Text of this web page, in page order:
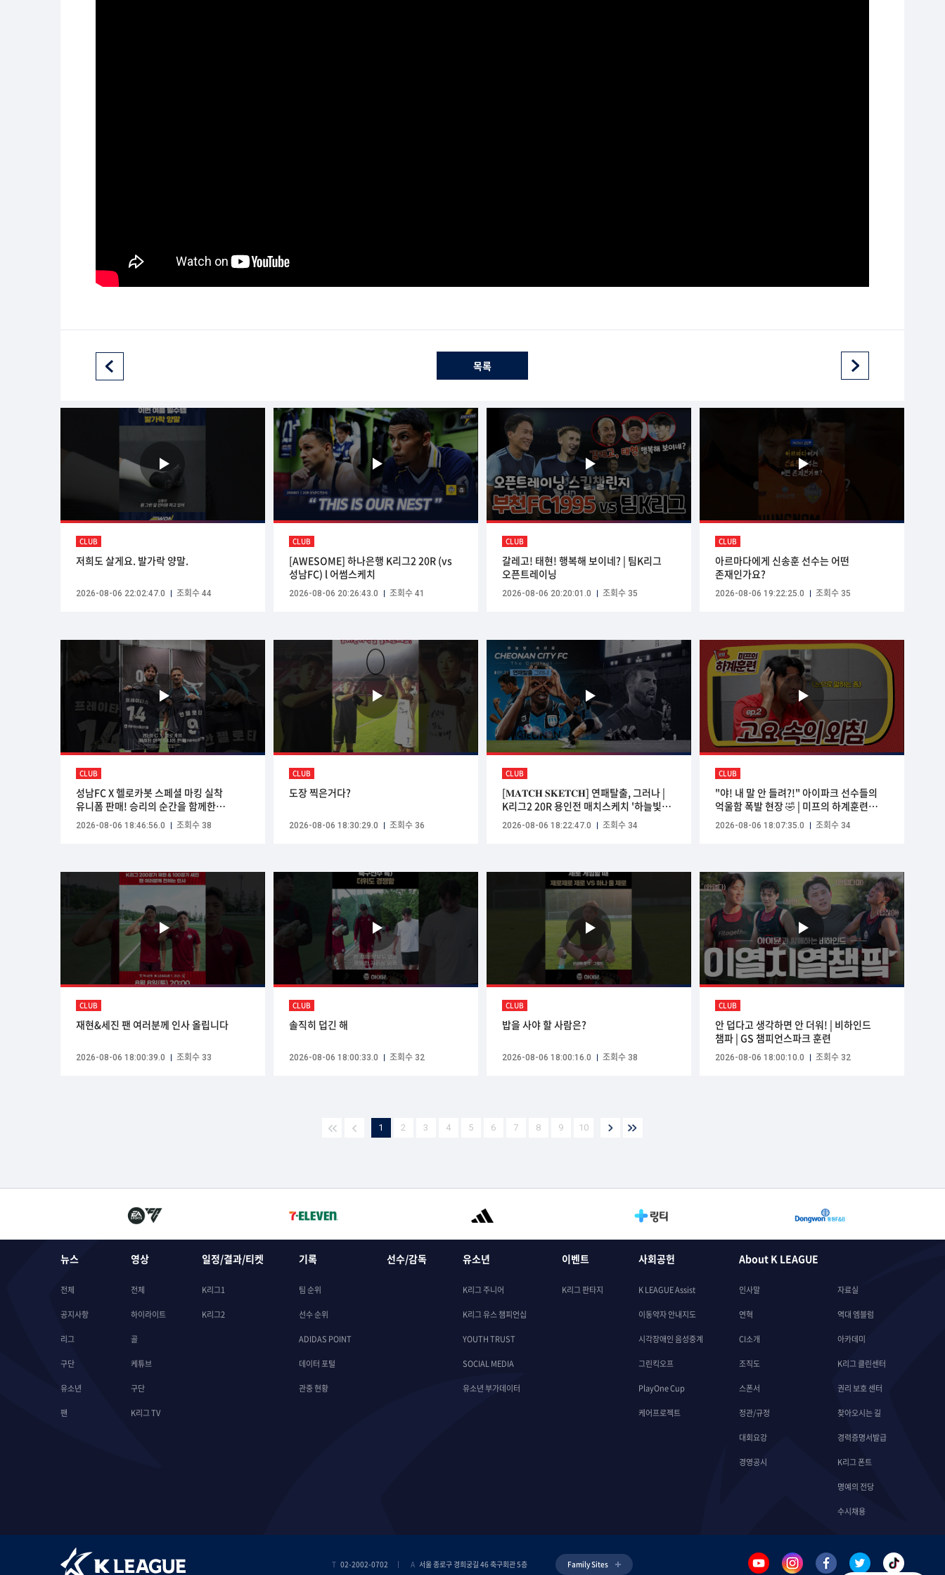
목록
CLUB
저희도 살게요. 발가락 양말.
2026-08-06 22:02:47.0 조회수 44
CLUB
[AWESOME] 하나은행 K리그2 20R (vs
성남FC) l 어썸스케치
2026-08-06 20:26:43.0 조회수 41
CLUB
갈레고! 태현! 행복해 보이네? | 팀K리그
오픈트레이닝
2026-08-06 20:20:01.0 조회수 35
CLUB
아르마다에게 신송훈 선수는 어떤
존재인가요?
2026-08-06 19:22:25.0 조회수 35
CLUB
성남FC X 헬로카봇 스페셜 마킹 실착
유니폼 판매! 승리의 순간을 함께한
선수들의 실착 X 친필 사인까지 담긴 단
하나뿐인 유니폼👕
2026-08-06 18:46:56.0 조회수 38
CLUB
도장 찍은거다?
2026-08-06 18:30:29.0 조회수 36
CLUB
[𝐌𝐀𝐓𝐂𝐇 𝐒𝐊𝐄𝐓𝐂𝐇] 연패탈출, 그러나 |
K리그2 20R 용인전 매치스케치 '하늘빛
속으로'
2026-08-06 18:22:47.0 조회수 34
CLUB
"야! 내 말 안 들려?!" 아이파크 선수들의
억울함 폭발 현장 🤣 | 미프의 하계훈련
EP.2
2026-08-06 18:07:35.0 조회수 34
CLUB
재현&세진 팬 여러분께 인사 올립니다
2026-08-06 18:00:39.0 조회수 33
CLUB
솔직히 덥긴 해
2026-08-06 18:00:33.0 조회수 32
CLUB
밥을 사야 할 사람은?
2026-08-06 18:00:16.0 조회수 38
CLUB
안 덥다고 생각하면 안 더워! | 비하인드
챔파 | GS 챔피언스파크 훈련
2026-08-06 18:00:10.0 조회수 32
1 2 3 4 5 6 7 8 9 10
뉴스
전체
공지사항
리그
구단
유소년
팬
영상
전체
하이라이트
골
케튜브
구단
K리그 TV
일정/결과/티켓
K리그1
K리그2
기록
팀 순위
선수 순위
ADIDAS POINT
데이터 포털
관중 현황
선수/감독 유소년
K리그 주니어
K리그 유스 챔피언십
YOUTH TRUST
SOCIAL MEDIA
유소년 부가데이터
이벤트
K리그 판타지
사회공헌
K LEAGUE Assist
이동약자 안내지도
시각장애인 음성중계
그린킥오프
PlayOne Cup
케어프로젝트
About K LEAGUE
인사말
연혁
CI소개
조직도
스폰서
정관/규정
대회요강
경영공시
자료실
역대 엠블럼
아카데미
K리그 클린센터
권리 보호 센터
찾아오시는 길
경력증명서발급
K리그 폰트
명예의 전당
수시채용
T 02-2002-0702 A 서울 종로구 경희궁길 46 축구회관 5층 Family Sites